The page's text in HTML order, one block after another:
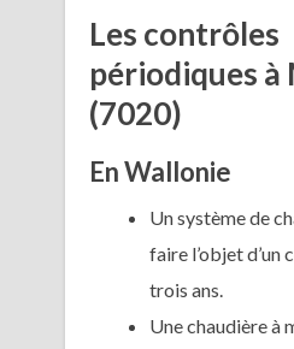
Les contrôles
périodiques à
(7020)
En Wallonie
Un système de
faire l’objet d’un
trois ans.
Une chaudière à